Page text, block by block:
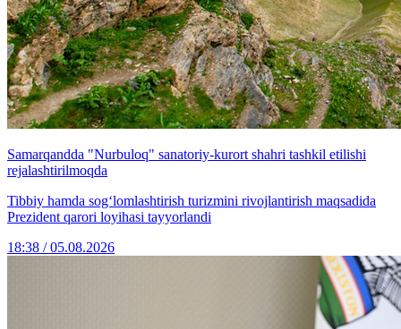
Samarqandda "Nurbuloq" sanatoriy-kurort shahri tashkil etilishi
rejalashtirilmoqda
Tibbiy hamda sog‘lomlashtirish turizmini rivojlantirish maqsadida
Prezident qarori loyihasi tayyorlandi
18:38 / 05.08.2026